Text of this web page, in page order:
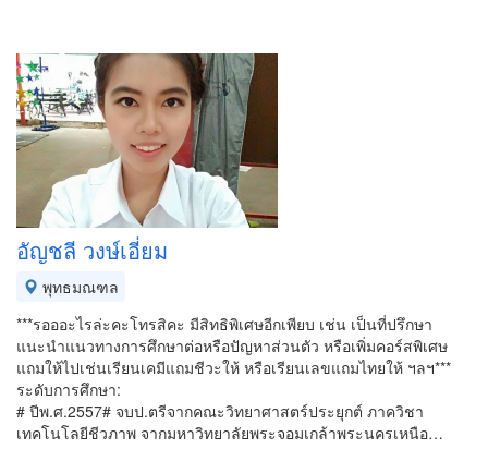
อัญชลี วงษ์เอี่ยม
พุทธมณฑล
***รอออะไรล่ะคะโทรสิคะ มีสิทธิพิเศษอีกเพียบ เช่น เป็นที่ปรึกษา
แนะนำแนวทางการศึกษาต่อหรือปัญหาส่วนตัว หรือเพิ่มคอร์สพิเศษ
แถมให้ไปเช่นเรียนเคมีแถมชีวะให้ หรือเรียนเลขแถมไทยให้ ฯลฯ***
ระดับการศึกษา:
# ปีพ.ศ.2557# จบป.ตรีจากคณะวิทยาศาสตร์ประยุกต์ ภาควิชา
เทคโนโลยีชีวภาพ จากมหาวิทยาลัยพระจอมเกล้าพระนครเหนือ…